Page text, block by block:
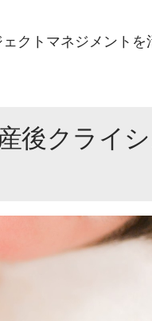
クトマネジメントを
後クライ